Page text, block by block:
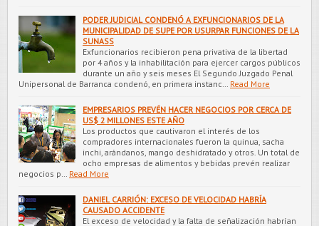
PODER JUDICIAL CONDENÓ A EXFUNCIONARIOS DE LA
MUNICIPALIDAD DE SUPE POR USURPAR FUNCIONES DE LA
SUNASS
Exfuncionarios recibieron pena privativa de la libertad
por 4 años y la inhabilitación para ejercer cargos públicos
durante un año y seis meses El Segundo Juzgado Penal
Unipersonal de Barranca condenó, en primera instanc…
Read More
EMPRESARIOS PREVÉN HACER NEGOCIOS POR CERCA DE
US$ 2 MILLONES ESTE AÑO
Los productos que cautivaron el interés de los
compradores internacionales fueron la quinua, sacha
inchi, arándanos, mango deshidratado y otros. Un total de
ocho empresas de alimentos y bebidas prevén realizar
negocios p…
Read More
DANIEL CARRIÓN: EXCESO DE VELOCIDAD HABRÍA
CAUSADO ACCIDENTE
El exceso de velocidad y la falta de señalización habrían